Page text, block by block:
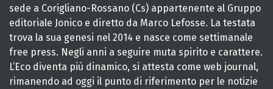
sede a Corigliano-Rossano (Cs) appartenente al Gruppo
editoriale Jonico e diretto da Marco Lefosse. La testata
trova la sua genesi nel 2014 e nasce come settimanale
free press. Negli anni a seguire muta spirito e carattere.
L’Eco diventa più dinamico, si attesta come web journal,
rimanendo ad oggi il punto di riferimento per le notizie